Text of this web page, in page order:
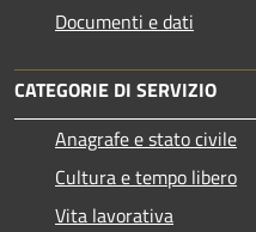
Documenti e dati
CATEGORIE DI SERVIZIO
Anagrafe e stato civile
Cultura e tempo libero
Vita lavorativa